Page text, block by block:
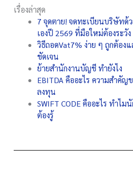
เรื่องล่าสุด
7 จุดตาย! จดทะเบียนบริษัทด้
เองปี 2569 ที่มือใหม่ต้องระวัง
วิธีถอดVat7% ง่าย ๆ ถูกต้องแ
ชัดเจน
ย้ายสำนักงานบัญชี ทำยังไง
EBITDA คืออะไร ความสำคัญ
ลงทุน
SWIFT CODE คืออะไร ทำไม
ต้องรู้